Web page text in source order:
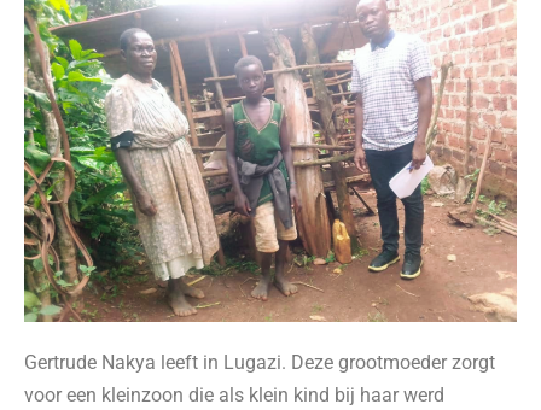
Gertrude Nakya leeft in Lugazi. Deze grootmoeder zorgt
voor een kleinzoon die als klein kind bij haar werd